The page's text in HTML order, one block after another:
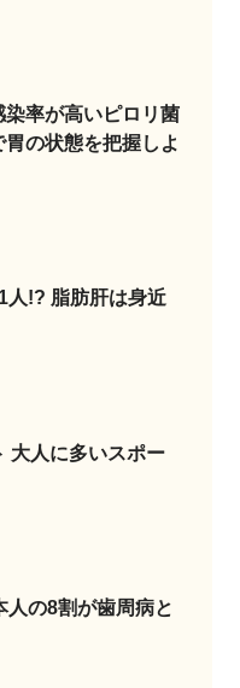
率が高いピロリ菌
の状態を把握しよ
人!? 脂肪肝は身近
大人に多いスポー
人の8割が歯周病と